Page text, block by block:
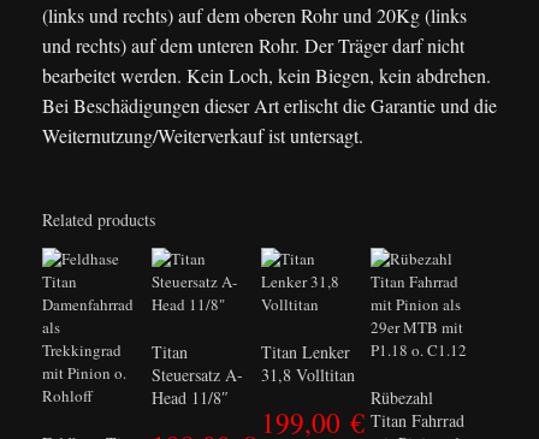
(links und rechts) auf dem oberen Rohr und 20Kg (links
und rechts) auf dem unteren Rohr. Der Träger darf nicht
bearbeitet werden. Kein Loch, kein Biegen, kein abdrehen.
Bei Beschädigungen dieser Art erlischt die Garantie und die
Weiternutzung/Weiterverkauf ist untersagt.
Related products
Titan
Steuersatz A-
Head 11/8″
Titan Lenker
31,8 Volltitan
199,00 €
Rübezahl
Titan Fahrrad